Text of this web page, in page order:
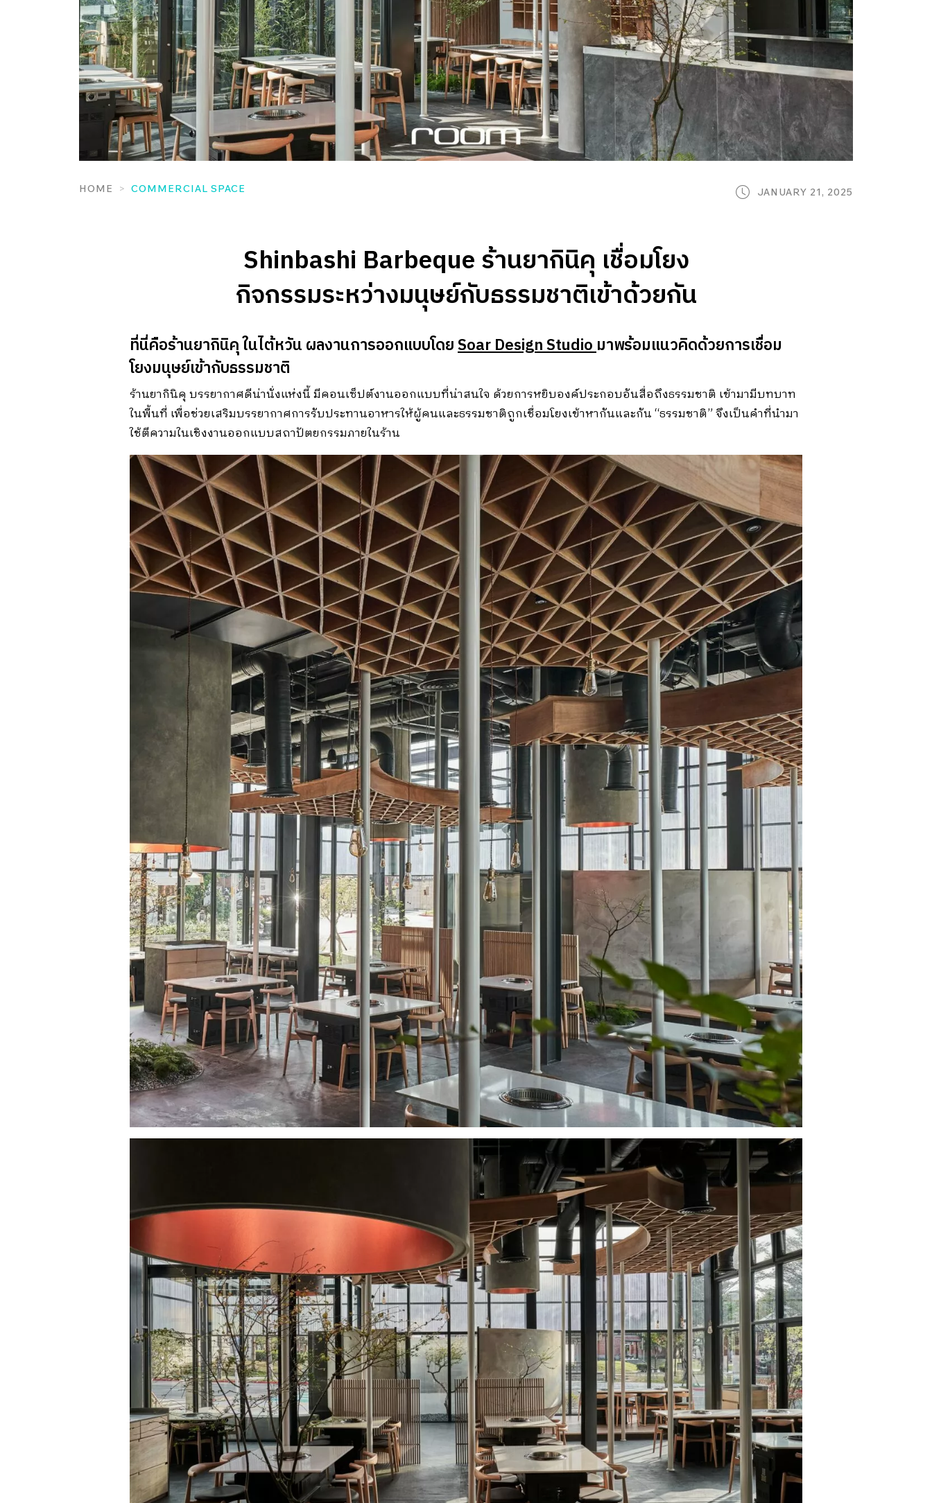
HOME COMMERCIAL SPACE JANUARY 21, 2025
Shinbashi Barbeque ร้านยากินิคุ เชื่อมโยง
กิจกรรมระหว่างมนุษย์กับธรรมชาติเข้าด้วยกัน
ที่นี่คือร้านยากินิคุ ในไต้หวัน ผลงานการออกแบบโดยSoar Design Studioมาพร้อมแนวคิดด้วยการเชื่อม
โยงมนุษย์เข้ากับธรรมชาติ
ร้านยากินิคุ บรรยากาศดีน่านั่งแห่งนี้ มีคอนเซ็ปต์งานออกแบบที่น่าสนใจ ด้วยการหยิบองค์ประกอบอันสื่อถึงธรรมชาติ เข้ามามีบทบาท
ในพื้นที่ เพื่อช่วยเสริมบรรยากาศการรับประทานอาหารให้ผู้คนและธรรมชาติถูกเชื่อมโยงเข้าหากันและกัน “ธรรมชาติ” จึงเป็นคำที่นำมา
ใช้ตีความในเชิงงานออกแบบสถาปัตยกรรมภายในร้าน